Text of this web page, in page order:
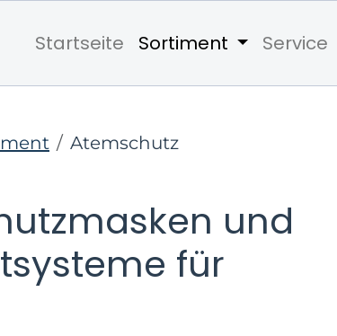
Startseite Sortiment Service
Atemschutz
und
für